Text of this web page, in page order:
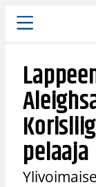
Siirry
sisältöön
pelaaja